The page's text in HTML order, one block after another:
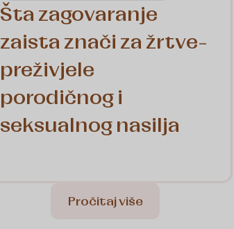
Šta zagovaranje
zaista znači za žrtve-
preživjele
porodičnog i
seksualnog nasilja
Pročitaj više